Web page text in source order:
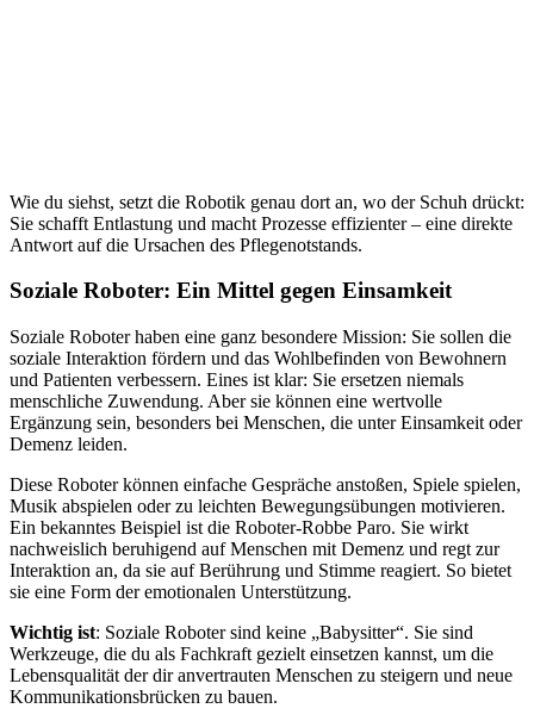
Wie du siehst, setzt die Robotik genau dort an, wo der Schuh drückt:
Sie schafft Entlastung und macht Prozesse effizienter – eine direkte
Antwort auf die Ursachen des Pflegenotstands.
Soziale Roboter: Ein Mittel gegen Einsamkeit
Soziale Roboter haben eine ganz besondere Mission: Sie sollen die
soziale Interaktion fördern und das Wohlbefinden von Bewohnern
und Patienten verbessern. Eines ist klar: Sie ersetzen niemals
menschliche Zuwendung. Aber sie können eine wertvolle
Ergänzung sein, besonders bei Menschen, die unter Einsamkeit oder
Demenz leiden.
Diese Roboter können einfache Gespräche anstoßen, Spiele spielen,
Musik abspielen oder zu leichten Bewegungsübungen motivieren.
Ein bekanntes Beispiel ist die Roboter-Robbe Paro. Sie wirkt
nachweislich beruhigend auf Menschen mit Demenz und regt zur
Interaktion an, da sie auf Berührung und Stimme reagiert. So bietet
sie eine Form der emotionalen Unterstützung.
Wichtig ist: Soziale Roboter sind keine „Babysitter“. Sie sind
Werkzeuge, die du als Fachkraft gezielt einsetzen kannst, um die
Lebensqualität der dir anvertrauten Menschen zu steigern und neue
Kommunikationsbrücken zu bauen.